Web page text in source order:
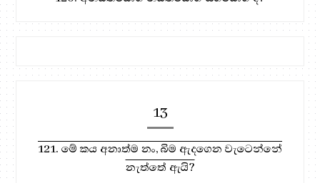
13
121. මේ කය අනාත්ම නං, බිම ඇදගෙන වැටෙන්නේ
නැත්තේ ඇයි?